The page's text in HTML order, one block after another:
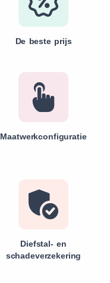
De beste prijs
Maatwerkconfiguratie
Diefstal- en
schadeverzekering